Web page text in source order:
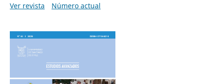
Ver revista
Número actual